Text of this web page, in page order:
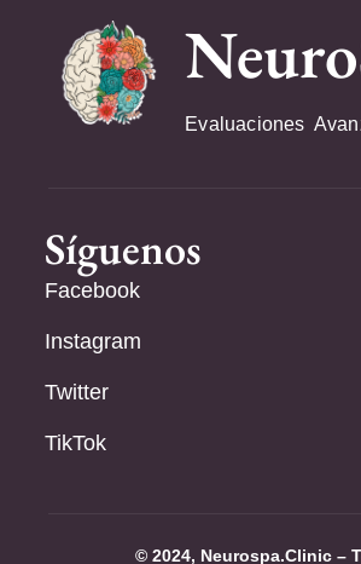
Evaluaciones
Síguenos
Facebook
Instagram
Twitter
TikTok
© 2024, Neurospa.Clinic –